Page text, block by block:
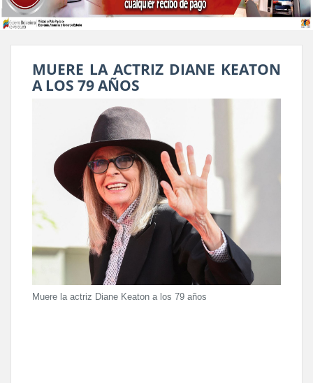
MUERE LA ACTRIZ DIANE KEATON
A LOS 79 AÑOS
Muere la actriz Diane Keaton a los 79 años